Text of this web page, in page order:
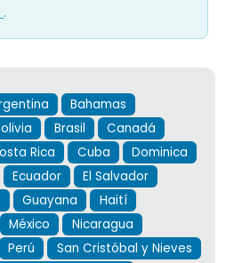
.
Bahamas
Brasil
Canadá
Rica Cuba
Dominica
Ecuador
El Salvador
Guayana
Haití
México
Nicaragua
Perú
San Cristóbal y Nieves